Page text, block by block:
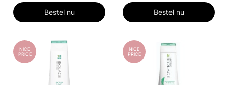
Bestel nu Bestel nu
NICE
PRICE
NICE
PRICE